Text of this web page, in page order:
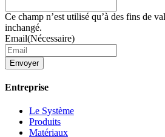
Ce champ n’est utilisé qu’à des fins de
inchangé.
Email(Nécessaire)
Envoyer
Entreprise
Le Système
Produits
Matériaux